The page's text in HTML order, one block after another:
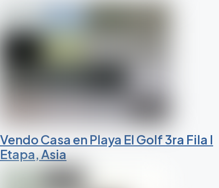
Vendo Casa en Playa El Golf 3ra Fila I
Etapa, Asia